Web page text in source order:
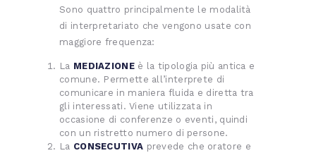
Sono quattro principalmente le modalità
di interpretariato che vengono usate con
maggiore frequenza:
La MEDIAZIONE è la tipologia più antica e
comune. Permette all’interprete di
comunicare in maniera fluida e diretta tra
gli interessati. Viene utilizzata in
occasione di conferenze o eventi, quindi
con un ristretto numero di persone.
La CONSECUTIVA prevede che oratore e